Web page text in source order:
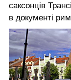
саксонців
в документі